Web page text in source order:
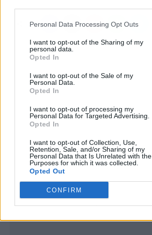
Personal Data Processing Opt Outs
I want to opt-out of the Sharing of my
personal data.
Opted In
I want to opt-out of the Sale of my
Personal Data.
Opted In
I want to opt-out of processing my
Personal Data for Targeted Advertising.
Opted In
I want to opt-out of Collection, Use,
Retention, Sale, and/or Sharing of my
Personal Data that Is Unrelated with the
Purposes for which it was collected.
Opted Out
CONFIRM
Publicidad